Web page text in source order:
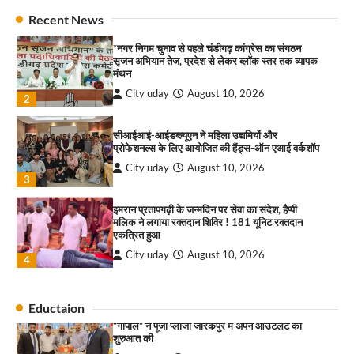
Recent News
2
3
सीआईआई-आईडब्ल्यूएन ने महिला उद्यमियों और
प्रोफेशनल्स के लिए आयोजित की हैंड्स-ऑन एआई वर्कशॉप
City uday August 10, 2026
4
इमरान प्रतापगढ़ी के जन्मदिन पर सेवा का संदेश, हैप्पी
मलिक ने लगाया रक्तदान शिविर ! 181 यूनिट रक्तदान
एकत्रित हुआ
City uday August 10, 2026
1
सावण कवी दरबार में तीन दर्जन कवियों ने बांधा समां
City uday
2 City uday August 10, 2026
Eductaion
3
सरकारी आदर्श उच्च विद्यालय, सैक्टर 34-सी, चण्डीगढ़ में
City uday August 6, 2025
4
राहुल गाँधी ने खाई है वैश्विक मंच पर भारत को कमजोर करने
की कसम: देवशाली
City uday August 6, 2025
“गोपाल” ने पूजा प्लाजा जीरकपुर में अपने आउटलेट की
शुरुआत की
कश्मीर तक किया आगाज़, राष्ट्रीय एकता को मिलेगा नया
आयाम